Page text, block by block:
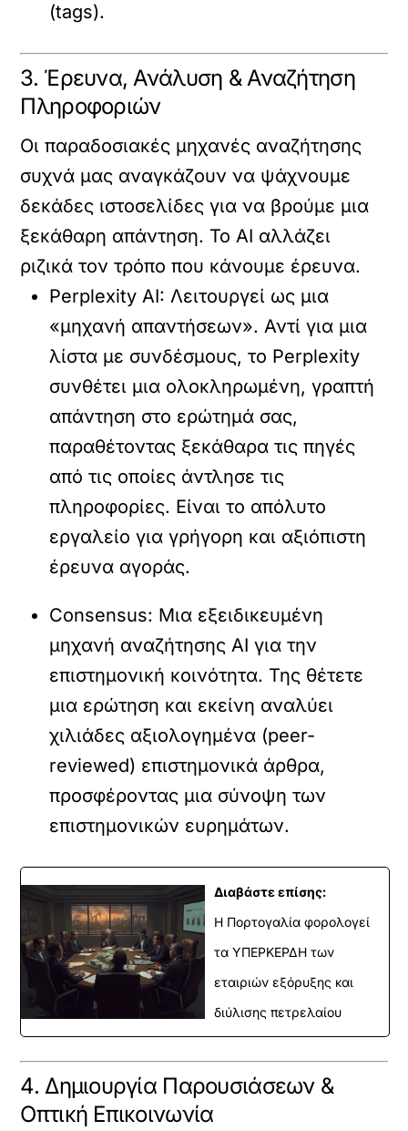
(tags).
3. Έρευνα, Ανάλυση & Αναζήτηση
Πληροφοριών
Οι παραδοσιακές μηχανές αναζήτησης
συχνά μας αναγκάζουν να ψάχνουμε
δεκάδες ιστοσελίδες για να βρούμε μια
ξεκάθαρη απάντηση. Το AI αλλάζει
ριζικά τον τρόπο που κάνουμε έρευνα.
Perplexity AI: Λειτουργεί ως μια
«μηχανή απαντήσεων». Αντί για μια
λίστα με συνδέσμους, το Perplexity
συνθέτει μια ολοκληρωμένη, γραπτή
απάντηση στο ερώτημά σας,
παραθέτοντας ξεκάθαρα τις πηγές
από τις οποίες άντλησε τις
πληροφορίες. Είναι το απόλυτο
εργαλείο για γρήγορη και αξιόπιστη
έρευνα αγοράς.
Consensus: Μια εξειδικευμένη
μηχανή αναζήτησης AI για την
επιστημονική κοινότητα. Της θέτετε
μια ερώτηση και εκείνη αναλύει
χιλιάδες αξιολογημένα (peer-
reviewed) επιστημονικά άρθρα,
προσφέροντας μια σύνοψη των
επιστημονικών ευρημάτων.
Διαβάστε επίσης:
Η Πορτογαλία φορολογεί
τα ΥΠΕΡΚΕΡΔΗ των
εταιριών εξόρυξης και
διύλισης πετρελαίου
4. Δημιουργία Παρουσιάσεων &
Οπτική Επικοινωνία